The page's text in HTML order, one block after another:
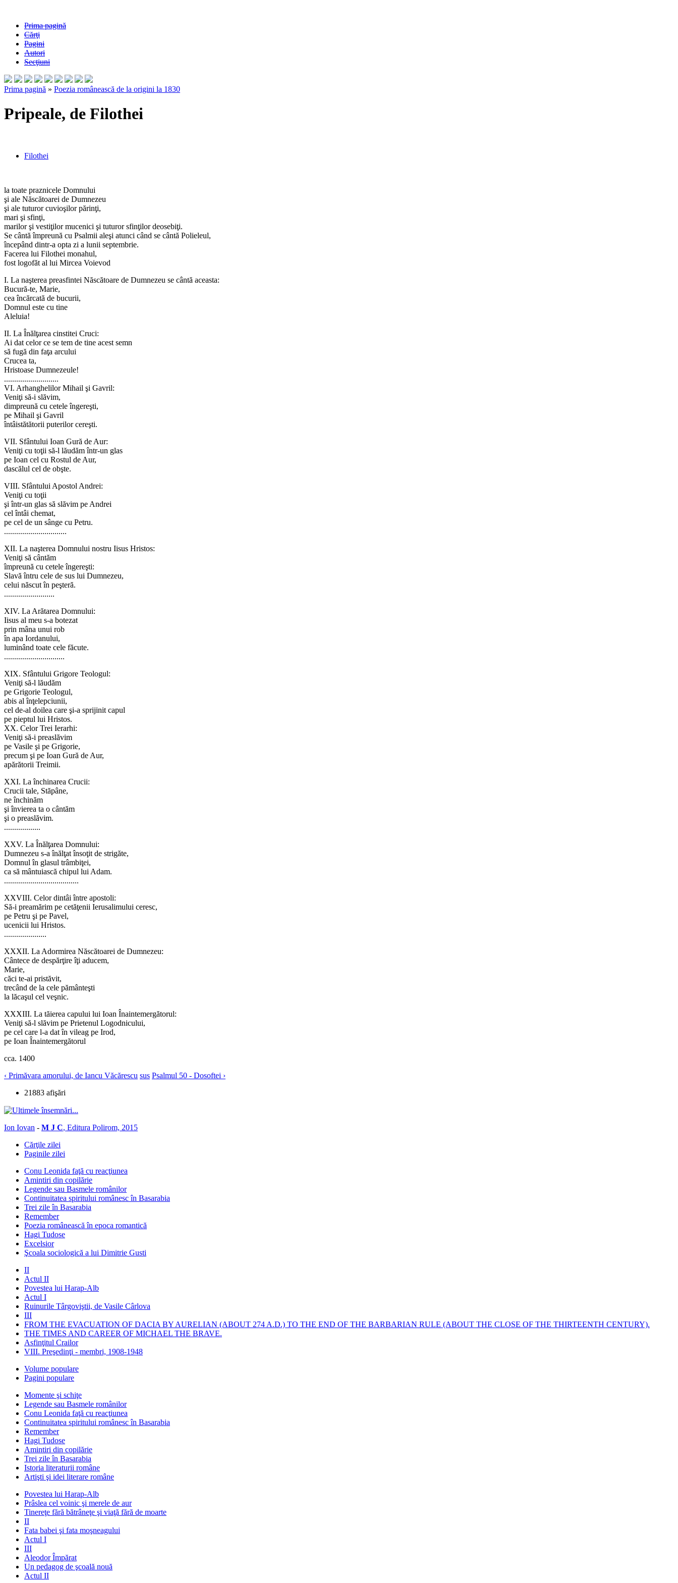
Prima pagină
Cărţi
Pagini
Autori
Secţiuni
Prima pagină » Poezia românească de la origini la 1830
Pripeale, de Filothei
Filothei
la toate praznicele Domnului
şi ale Născătoarei de Dumnezeu
şi ale tuturor cuvioşilor părinţi,
mari şi sfinţi,
marilor şi vestiţilor mucenici şi tuturor sfinţilor deosebiţi.
Se cântă împreună cu Psalmii aleşi atunci când se cântă Polieleul,
începând dintr-a opta zi a lunii septembrie.
Facerea lui Filothei monahul,
fost logofăt al lui Mircea Voievod
I. La naşterea preasfintei Născătoare de Dumnezeu se cântă aceasta:
Bucură-te, Marie,
cea încărcată de bucurii,
Domnul este cu tine
Aleluia!
II. La Înălţarea cinstitei Cruci:
Ai dat celor ce se tem de tine acest semn
să fugă din faţa arcului
Crucea ta,
Hristoase Dumnezeule!
...........................
VI. Arhanghelilor Mihail şi Gavril:
Veniţi să-i slăvim,
dimpreună cu cetele îngereşti,
pe Mihail şi Gavril
întâistătătorii puterilor cereşti.
VII. Sfântului Ioan Gură de Aur:
Veniţi cu toţii să-l lăudăm într-un glas
pe Ioan cel cu Rostul de Aur,
dascălul cel de obşte.
VIII. Sfântului Apostol Andrei:
Veniţi cu toţii
şi într-un glas să slăvim pe Andrei
cel întâi chemat,
pe cel de un sânge cu Petru.
...............................
XII. La naşterea Domnului nostru Iisus Hristos:
Veniţi să cântăm
împreună cu cetele îngereşti:
Slavă întru cele de sus lui Dumnezeu,
celui născut în peşteră.
.........................
XIV. La Arătarea Domnului:
Iisus al meu s-a botezat
prin mâna unui rob
în apa Iordanului,
luminând toate cele făcute.
..............................
XIX. Sfântului Grigore Teologul:
Veniţi să-l lăudăm
pe Grigorie Teologul,
abis al înţelepciunii,
cel de-al doilea care şi-a sprijinit capul
pe pieptul lui Hristos.
XX. Celor Trei Ierarhi:
Veniţi să-i preaslăvim
pe Vasile şi pe Grigorie,
precum şi pe Ioan Gură de Aur,
apărătorii Treimii.
XXI. La închinarea Crucii:
Crucii tale, Stăpâne,
ne închinăm
şi învierea ta o cântăm
şi o preaslăvim.
..................
XXV. La Înălţarea Domnului:
Dumnezeu s-a înălţat însoţit de strigăte,
Domnul în glasul trâmbiţei,
ca să mântuiască chipul lui Adam.
.....................................
XXVIII. Celor dintâi între apostoli:
Să-i preamărim pe cetăţenii Ierusalimului ceresc,
pe Petru şi pe Pavel,
ucenicii lui Hristos.
.....................
XXXII. La Adormirea Născătoarei de Dumnezeu:
Cântece de despărţire îţi aducem,
Marie,
căci te-ai pristăvit,
trecând de la cele pământeşti
la lăcaşul cel veşnic.
XXXIII. La tăierea capului lui Ioan Înaintemergătorul:
Veniţi să-l slăvim pe Prietenul Logodnicului,
pe cel care l-a dat în vileag pe Irod,
pe Ioan Înaintemergătorul
cca. 1400
‹ Primăvara amorului, de Iancu Văcărescu sus Psalmul 50 - Dosoftei ›
21883 afişări
Ion Iovan - M J C, Editura Polirom, 2015
Cărţile zilei
Paginile zilei
Conu Leonida faţă cu reacţiunea
Amintiri din copilărie
Legende sau Basmele românilor
Continuitatea spiritului românesc în Basarabia
Trei zile în Basarabia
Remember
Poezia românească în epoca romantică
Hagi Tudose
Excelsior
Şcoala sociologică a lui Dimitrie Gusti
II
Actul II
Povestea lui Harap-Alb
Actul I
Ruinurile Târgoviştii, de Vasile Cârlova
III
FROM THE EVACUATION OF DACIA BY AURELIAN (ABOUT 274 A.D.) TO THE END OF THE BARBARIAN RULE (ABOUT THE CLOSE OF THE THIRTEENTH CENTURY).
THE TIMES AND CAREER OF MICHAEL THE BRAVE.
Asfinţitul Crailor
VIII. Preşedinţi - membri, 1908-1948
Volume populare
Pagini populare
Momente şi schiţe
Legende sau Basmele românilor
Conu Leonida faţă cu reacţiunea
Continuitatea spiritului românesc în Basarabia
Remember
Hagi Tudose
Amintiri din copilărie
Trei zile în Basarabia
Istoria literaturii române
Artişti şi idei literare române
Povestea lui Harap-Alb
Prâslea cel voinic şi merele de aur
Tinereţe fără bătrâneţe şi viaţă fără de moarte
II
Fata babei şi fata moşneagului
Actul I
III
Aleodor Împărat
Un pedagog de şcoală nouă
Actul II